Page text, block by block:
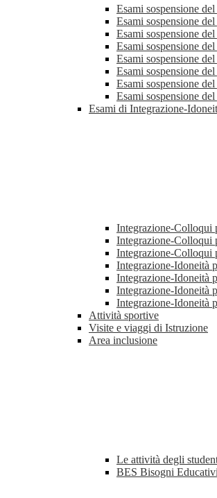
Esami sospensione
Esami sospensione
Esami sospensione
Esami sospensione
Esami sospensione
Esami sospensione
Esami sospensione
Esami sospensione
Esami di Integrazione-
Integrazione-Colloqui
Integrazione-Colloqui
Integrazione-Colloqui
Integrazione-Idoneità
Integrazione-Idoneità
Integrazione-Idoneità
Integrazione-Idoneità
Attività sportive
Visite e viaggi di Istruzione
Area inclusione
Le attività degli
BES Bisogni